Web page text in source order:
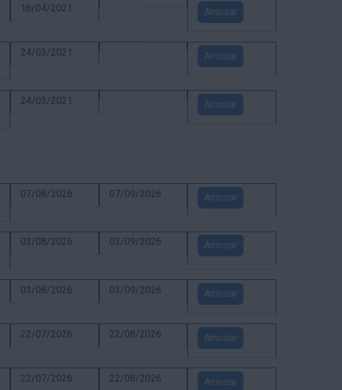
16/04/2021 Amosar
24/03/2021 Amosar
24/03/2021 Amosar
07/08/2026 07/09/2026 Amosar
03/08/2026 03/09/2026 Amosar
03/08/2026 03/09/2026 Amosar
22/07/2026 22/08/2026 Amosar
22/07/2026 22/08/2026 Amosar